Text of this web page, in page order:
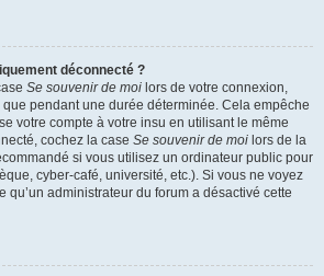
déconnecté ?
Se souvenir de moi lors de votre connexion,
pendant une durée déterminée. Cela empêche
votre compte à votre insu en utilisant le même
cochez la case Se souvenir de moi lors de la
si vous utilisez un ordinateur public pour
cyber-café, université, etc.). Si vous ne voyez
qu’un administrateur du forum a désactivé cette